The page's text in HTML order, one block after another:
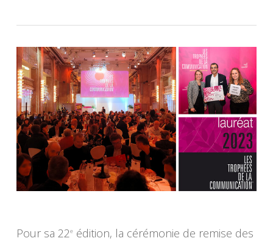
Pour sa 22eédition, la cérémonie de remise des